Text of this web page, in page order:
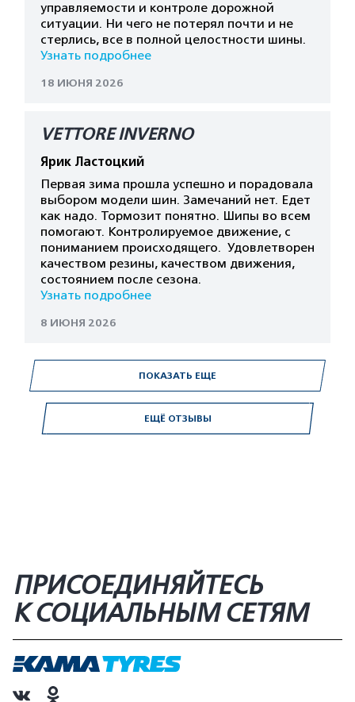
ЕЩЁ ОТЗЫВЫ
управляемости и контроле дорожной
ситуации. Ни чего не потерял почти и не
стерлись, все в полной целостности шины.
Узнать подробнее
18 ИЮНЯ 2026
VETTORE INVERNO
Ярик Ластоцкий
Первая зима прошла успешно и порадовала
выбором модели шин. Замечаний нет. Едет
как надо. Тормозит понятно. Шипы во всем
помогают. Контролируемое движение, с
пониманием происходящего. Удовлетворен
качеством резины, качеством движения,
состоянием после сезона.
Узнать подробнее
8 ИЮНЯ 2026
ПОКАЗАТЬ ЕЩЕ
ПРИСОЕДИНЯЙТЕСЬ
К СОЦИАЛЬНЫМ СЕТЯМ